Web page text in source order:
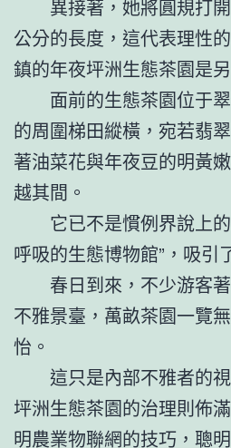
異接著，她將圓規打
公分的長度，這代表理性
鎮的年夜坪洲生態茶園是
面前的生態茶園位于
的周圍梯田縱橫，宛若翡
著油菜花與年夜豆的明黃
越其間。
它已不是慣例界說上
呼吸的生態博物館”，吸引
春日到來，不少游客
不雅景臺，萬畝茶園一覽
怡。
這只是內部不雅者的
坪洲生態茶園的治理則佈
明農業物聯網的技巧，聰